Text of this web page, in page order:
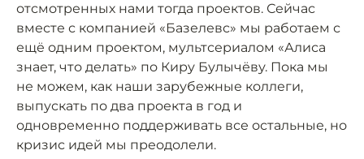
отсмотренных нами тогда проектов. Сейчас
вместе с компанией «Базелевс» мы работаем с
ещё одним проектом, мультсериалом «Алиса
знает, что делать» по Киру Булычёву. Пока мы
не можем, как наши зарубежные коллеги,
выпускать по два проекта в год и
одновременно поддерживать все остальные, но
кризис идей мы преодолели.